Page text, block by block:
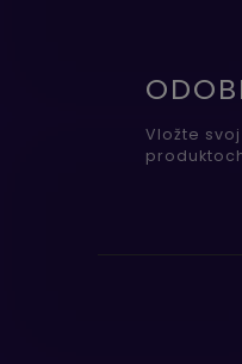
Vložte